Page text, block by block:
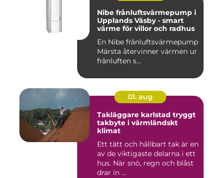
Nibe frånluftsvärmepump i
Upplands Väsby - smart
värme för villor och radhus
En Nibe frånluftsvärmepump
Märsta återvinner värmen ur
frånluften s...
01. aug
Takläggare karlstad tryggt
takbyte i värmländskt
klimat
Ett tätt och hållbart tak är en
av de viktigaste delarna i ett
hus. När snö, regn och blåst
drar in ...